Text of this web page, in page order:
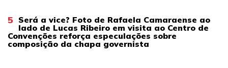
5 Será a vice? Foto de Rafaela Camaraense ao
lado de Lucas Ribeiro em visita ao Centro de
Convenções reforça especulações sobre
composição da chapa governista